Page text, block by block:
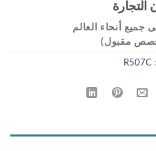
التجارة
جميع أنحاء العالم
مقبول)
R507C